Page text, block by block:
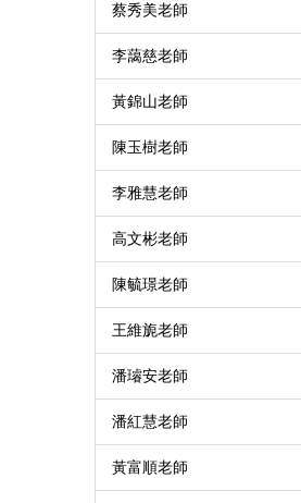
蔡秀美老師
李藹慈老師
黃錦山老師
陳玉樹老師
李雅慧老師
高文彬老師
陳毓璟老師
王維旎老師
潘璿安老師
潘紅慧老師
黃富順老師